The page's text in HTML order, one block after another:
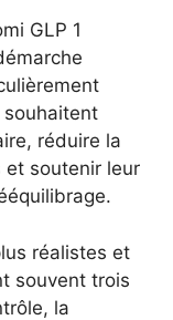
GLP 1
réduire la
et soutenir leur
réalistes et
souvent trois
la